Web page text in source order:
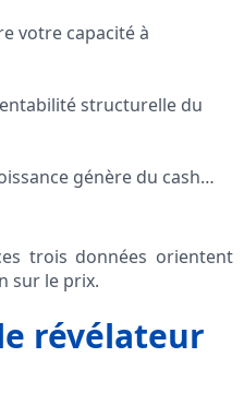
votre capacité à
structurelle du
génère du cash…
trois données orientent
sur le prix.
révélateur